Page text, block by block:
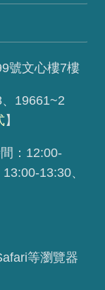
號文心樓7樓
19661~2
】
：12:00-
13:30、
等瀏覽器